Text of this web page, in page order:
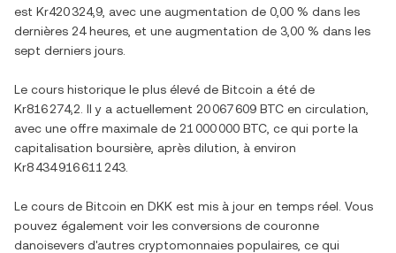
est Kr420 324,9 , avec une augmentation de 0,00 % dans les
dernières 24 heures, et une augmentation de 3,00 % dans les
sept derniers jours.
Le cours historique le plus élevé de Bitcoin a été de
Kr816 274,2 . Il y a actuellement 20 067 609 BTC en circulation,
avec une offre maximale de 21 000 000 BTC , ce qui porte la
capitalisation boursière, après dilution, à environ
Kr8 434 916 611 243
Le cours de Bitcoin en DKK est mis à jour en temps réel. Vous
pouvez également voir les conversions de couronne
danoisevers d'autres cryptomonnaies populaires, ce qui